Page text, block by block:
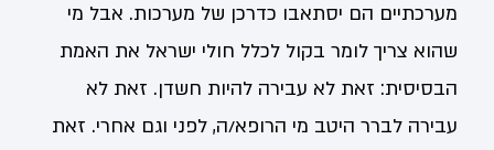
מערכתיים הם יסתאבו כדרכן של מערכות. אבל מי
שהוא צריך לומר בקול לכלל חולי ישראל את האמת
הבסיסית: זאת לא עבירה להיות חשדן. זאת לא
עבירה לברר היטב מי הרופא/ה, לפני וגם אחרי. זאת